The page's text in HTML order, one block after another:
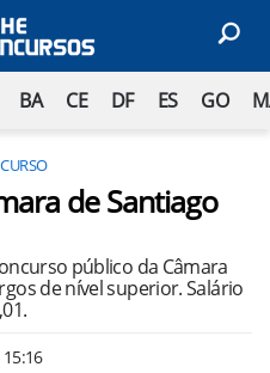
BA CE DF ES GO
de Santiago
público da Câmara
de nível superior. Salário